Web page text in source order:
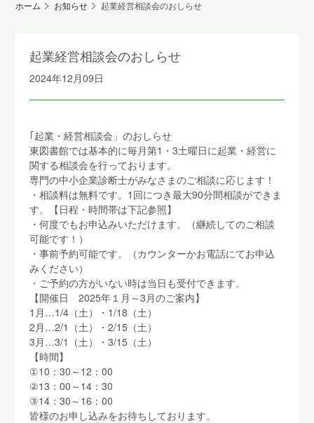
ホーム お知らせ 起業経営相談会のおしらせ
起業経営相談会のおしらせ
2024年12月09日
｢起業・経営相談会」のおしらせ
東図書館では基本的に毎月第1・3土曜日に起業・経営に
関する相談会を行っております。
専門の中小企業診断士がみなさまのご相談に応じます！
・相談料は無料です。1回につき最大90分間相談ができま
す。【日程・時間帯は下記参照】
・何度でもお申込みいただけます。（継続してのご相談
可能です！）
・事前予約可能です。（カウンターかお電話にてお申込
みください）
・ご予約の方がいない時は当日も受付できます。
【開催日 2025年１月～3月のご案内】
1月…1/4（土）・1/18（土）
2月…2/1（土）・2/15（土）
3月…3/1（土）・3/15（土）
【時間】
①10：30～12：00
②13：00～14：30
③14：30～16：00
皆様のお申し込みをお待ちしております。